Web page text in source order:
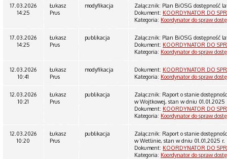
17.03.2026
14:25
Łukasz
Prus
modyfikacja
Załącznik: Plan BiOSG dostępność
Dokument: KOORDYNATOR DO
Kategoria: Koordynator do spraw
17.03.2026
14:25
Łukasz
Prus
publikacja
Załącznik: Plan BiOSG dostępność
Dokument: KOORDYNATOR DO
Kategoria: Koordynator do spraw
12.03.2026
10:41
Łukasz
Prus
modyfikacja Dokument: KOORDYNATOR DO
Kategoria: Koordynator do spraw
12.03.2026
10:21
Łukasz
Prus
publikacja
Załącznik: Raport o stanie
w Wojtkowej, stan w dniu 01.01.2025
Dokument: KOORDYNATOR DO
Kategoria: Koordynator do spraw
12.03.2026
10:20
Łukasz
Prus
publikacja
Załącznik: Raport o stanie
w Wetlinie, stan w dniu 01.01.2025 r.
Dokument: KOORDYNATOR DO
Kategoria: Koordynator do spraw